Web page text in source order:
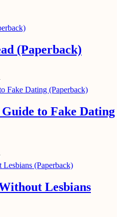
(Paperback)
Guide to Fake Dating
Lesbians